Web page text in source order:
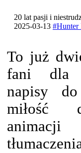
20 lat pasji i
2025-03-13
To już
fani dla
napisy
miłość